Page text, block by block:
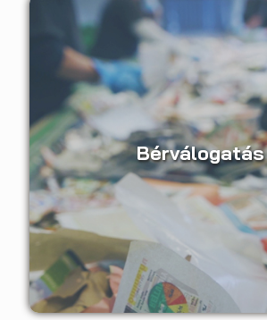
Bérválogatás